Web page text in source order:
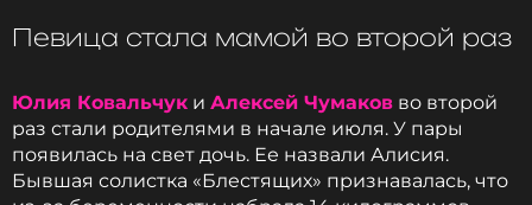
Певица стала мамой во второй раз
Юлия Ковальчук и Алексей Чумаков во второй
раз стали родителями в начале июля. У пары
появилась на свет дочь. Ее назвали Алисия.
Бывшая солистка «Блестящих» признавалась, что